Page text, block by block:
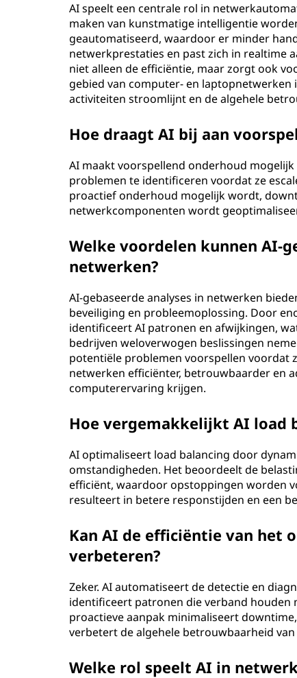
AI speelt een centrale rol in
maken van kunstmatige intelligentie
geautomatiseerd, waardoor er minder
netwerkprestaties en past zich in realtime
niet alleen de efficiëntie, maar zorgt ook
gebied van computer- en laptopnetwerken
activiteiten stroomlijnt en de algehele
Hoe draagt AI bij aan
AI maakt voorspellend onderhoud
problemen te identificeren voordat ze
proactief onderhoud mogelijk wordt,
netwerkcomponenten wordt
Welke voordelen kunnen AI-
netwerken?
AI-gebaseerde analyses in netwerken
beveiliging en probleemoplossing. Door
identificeert AI patronen en afwijkingen,
bedrijven weloverwogen beslissingen
potentiële problemen voorspellen voordat
netwerken efficiënter, betrouwbaarder en
computerervaring krijgen.
Hoe vergemakkelijkt AI load
AI optimaliseert load balancing door
omstandigheden. Het beoordeelt de
efficiënt, waardoor opstoppingen worden
resulteert in betere responstijden en een
Kan AI de efficiëntie van het
verbeteren?
Zeker. AI automatiseert de detectie en
identificeert patronen die verband houden
proactieve aanpak minimaliseert
verbetert de algehele betrouwbaarheid
Welke rol speelt AI in